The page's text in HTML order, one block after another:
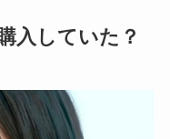
入していた？